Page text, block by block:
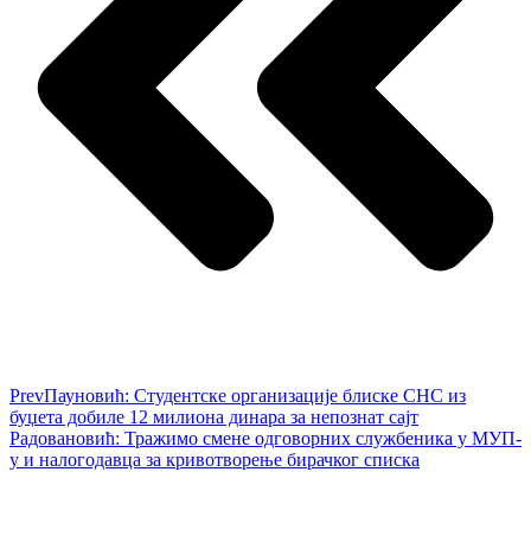
PrevПауновић: Студентске организације блиске СНС из
буџета добиле 12 милиона динара за непознат сајт
Радовановић: Тражимо смене одговорних службеника у МУП-
у и налогодавца за кривотворење бирачког списка